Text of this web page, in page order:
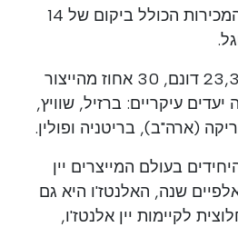
כ -40 אחוזים מערך המכירות הכולל ביקום של 14
עם שטח כרם של 23,300 דונם, 30 אחוז מהייצור
עיקריים: ברזיל, שוויץ,
(ארה"ב), בריטניה ופולין.
בעולם המייצרים יין
שנה, האלנטז'ו היא גם
לקיימות יין אלנטז'ו,